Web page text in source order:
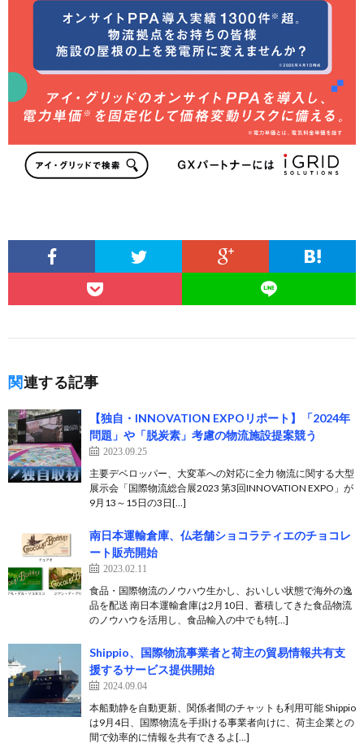
関連する記事
【独自・INNOVATION EXPOリポート】「2024年
問題」や「脱炭素」考慮の物流施設提案競う
2023.09.25
主要デベロッパー、大変革への対応に全力 物流に関する大型
展示会「国際物流総合展2023 第3回INNOVATION EXPO」が
9月13～15日の3日[…]
南日本運輸倉庫、仏老舗ショコラティエのチョコレ
ート販売開始
2023.02.11
食品・国際物流のノウハウ生かし、おいしい状態で海外の逸
品を配送 南日本運輸倉庫は2月10日、蓄積してきた食品物流
のノウハウを活用し、⾷品輸⼊の中でも特[…]
Shippio、国際物流事業者と荷主の貿易情報共有支
援するサービス提供開始
2024.09.04
本船動静を自動更新、関係者間のチャットも利用可能 Shippio
は9月4日、国際物流を手掛ける事業者向けに、荷主企業との
間で効率的に情報を共有できるよ[…]